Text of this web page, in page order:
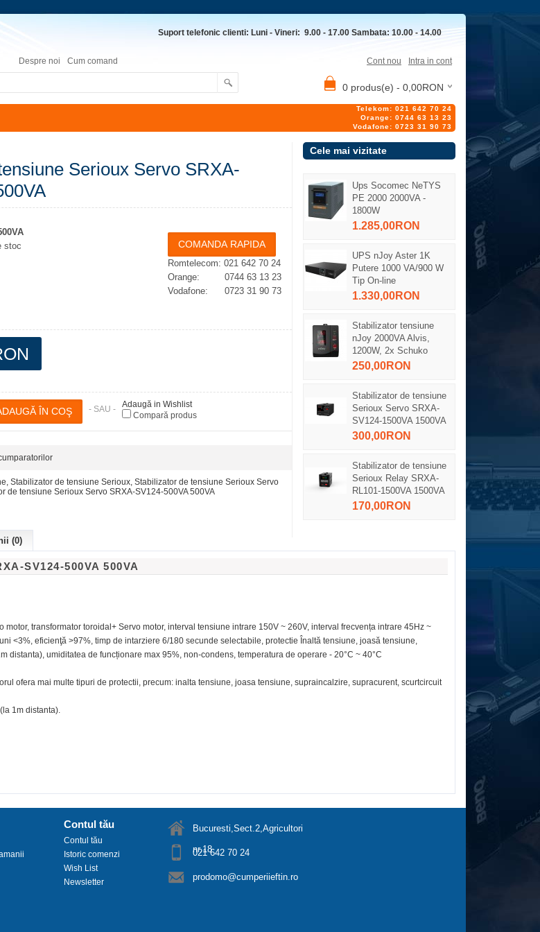
Suport telefonic clienti: Luni - Vineri: 9.00 - 17.00 Sambata: 10.00 - 14.00
Despre noi Cum comand Cont nou Intra in cont
0 produs(e) - 0,00RON
Telekom: 021 642 70 24
Orange: 0744 63 13 23
Vodafone: 0723 31 90 73
Cele mai vizitate
Ups Socomec NeTYS
PE 2000 2000VA -
1800W
1.285,00RON
UPS nJoy Aster 1K
Putere 1000 VA/900 W
Tip On-line
1.330,00RON
Stabilizator tensiune
nJoy 2000VA Alvis,
1200W, 2x Schuko
250,00RON
Stabilizator de tensiune
Serioux Servo SRXA-
SV124-1500VA 1500VA
300,00RON
Stabilizator de tensiune
Serioux Relay SRXA-
RL101-1500VA 1500VA
170,00RON
Serioux Servo SRXA-
stoc
Romtelecom: 021 642 70 24
Orange: 0744 63 13 23
Vodafone: 0723 31 90 73
- SAU - Adaugă in Wishlist
Compară produs
, Stabilizator de tensiune Serioux, Stabilizator de tensiune Serioux Servo
de tensiune Serioux Servo SRXA-SV124-500VA 500VA
(0)
SV124-500VA 500VA
transformator toroidal+ Servo motor, interval tensiune intrare 150V ~ 260V, interval frecvența intrare 45Hz ~
<3%, eficienţă >97%, timp de intarziere 6/180 secunde selectabile, protectie Înaltă tensiune, joasă tensiune,
umiditatea de funcționare max 95%, non-condens, temperatura de operare - 20°C ~ 40°C
ofera mai multe tipuri de protectii, precum: inalta tensiune, joasa tensiune, supraincalzire, supracurent, scurtcircuit
1m distanta).
Contul tău
Contul tău
Istoric comenzi
Wish List
Newsletter
Bucuresti,Sect.2,Agricultori
nr.18
021 642 70 24
prodomo@cumperiieftin.ro